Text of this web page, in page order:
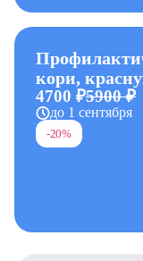
кори,
4700 ₽5900 ₽
до 1 сентября
-20%